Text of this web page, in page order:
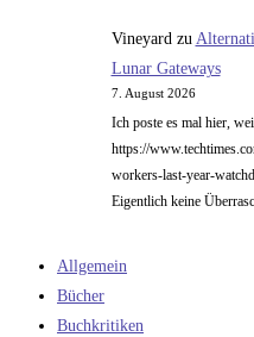
Vineyard zu
Lunar Gateways
7. August 2026
Ich poste es mal hier,
https://
workers-last-year-
Eigentlich keine
Allgemein
Bücher
Buchkritiken